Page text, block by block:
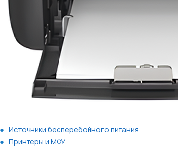
Источники бесперебойного питания
Принтеры и МФУ